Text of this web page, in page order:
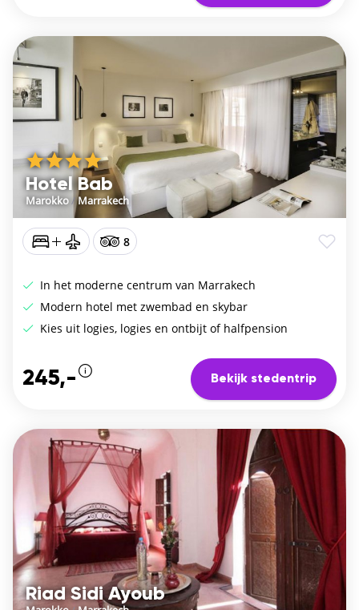
Hotel Bab
Marokko/Marrakech
8
In het moderne centrum van Marrakech
Modern hotel met zwembad en skybar
Kies uit logies, logies en ontbijt of halfpension
245,- Bekijk stedentrip
Riad Sidi Ayoub